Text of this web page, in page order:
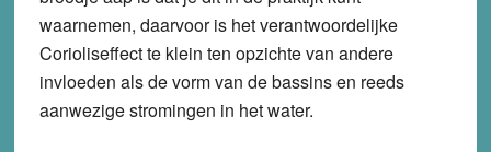
waarnemen, daarvoor is het verantwoordelijke
Corioliseffect te klein ten opzichte van andere
invloeden als de vorm van de bassins en reeds
aanwezige stromingen in het water.